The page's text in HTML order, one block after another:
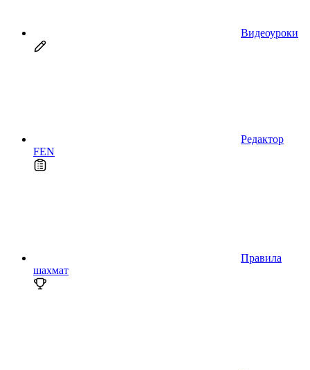
Видеоуроки
Редактор
FEN
Правила
шахмат